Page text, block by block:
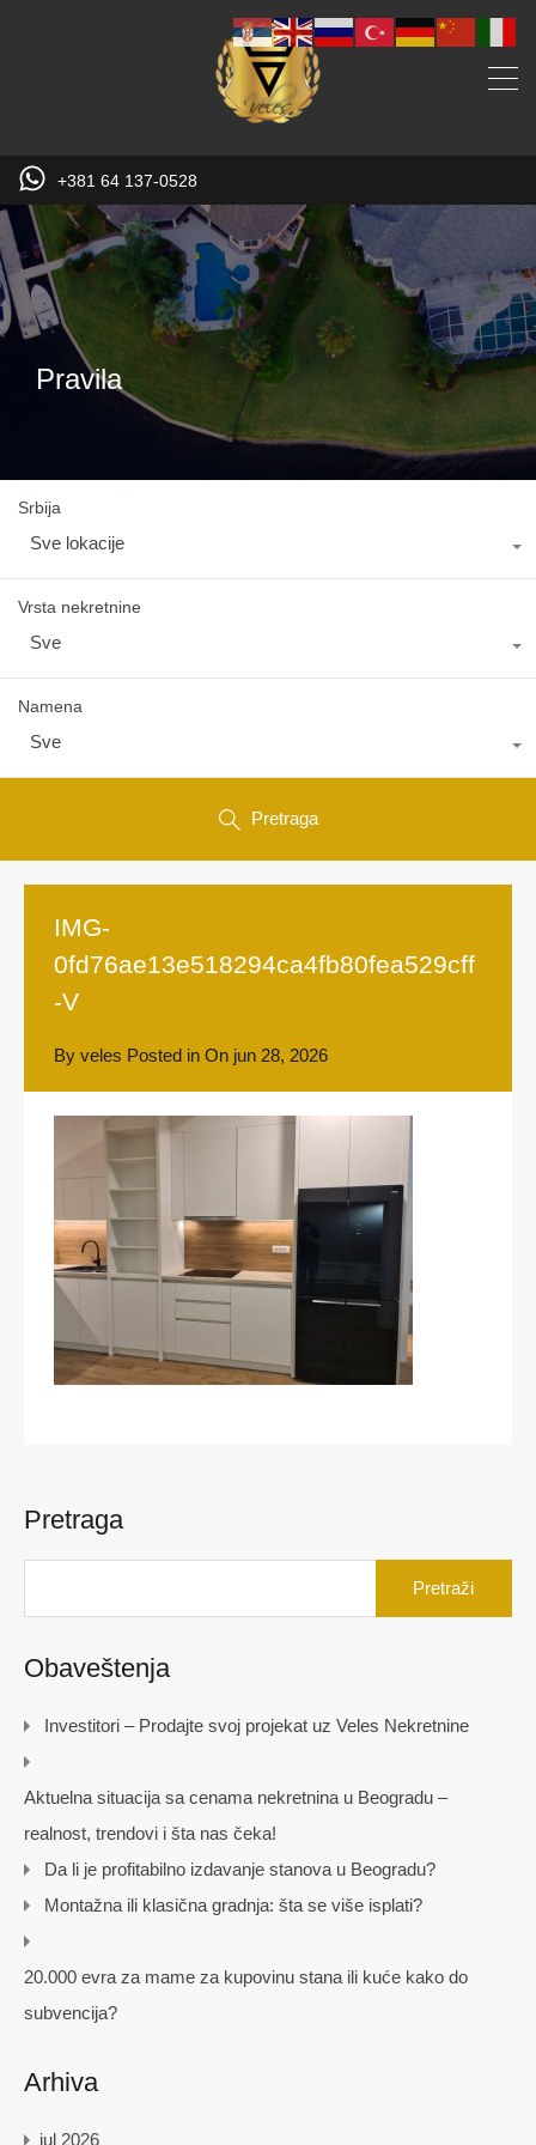
+381 64 137-0528
Pravila
Srbija
Sve lokacije
Vrsta nekretnine
Sve
Namena
Sve
Pretraga
IMG-
0fd76ae13e518294ca4fb80fea529cff
-V
By veles Posted in On jun 28, 2026
Pretraga
Obaveštenja
Investitori – Prodajte svoj projekat uz Veles Nekretnine
Aktuelna situacija sa cenama nekretnina u Beogradu –
realnost, trendovi i šta nas čeka!
Da li je profitabilno izdavanje stanova u Beogradu?
Montažna ili klasična gradnja: šta se više isplati?
20.000 evra za mame za kupovinu stana ili kuće kako do
subvencija?
Arhiva
jul 2026